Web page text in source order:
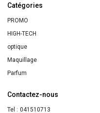
Catégories
PROMO
HIGH-TECH
optique
Maquillage
Parfum
Contactez-nous
Tel : 041510713